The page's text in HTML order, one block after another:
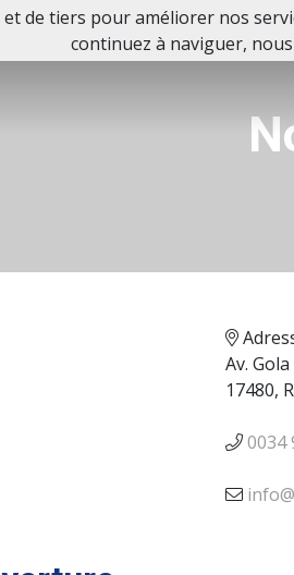
Av.
17480,
0034
de tiers pour améliorer nos
continuez à naviguer,